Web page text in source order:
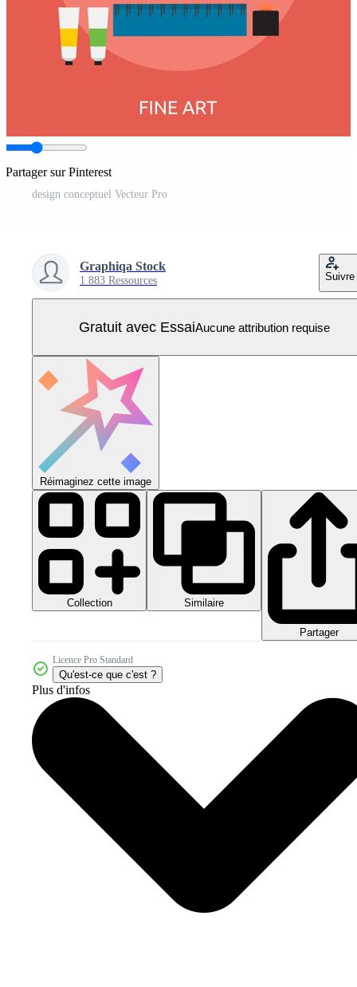
Partager sur Pinterest
design conceptuel Vecteur Pro
Graphiqa Stock
1 883 Ressources Suivre
Gratuit avec EssaiAucune attribution requise
Réimaginez cette image
Collection Similaire
Partager
Licence Pro Standard
Qu'est-ce que c'est ?
Plus d'infos